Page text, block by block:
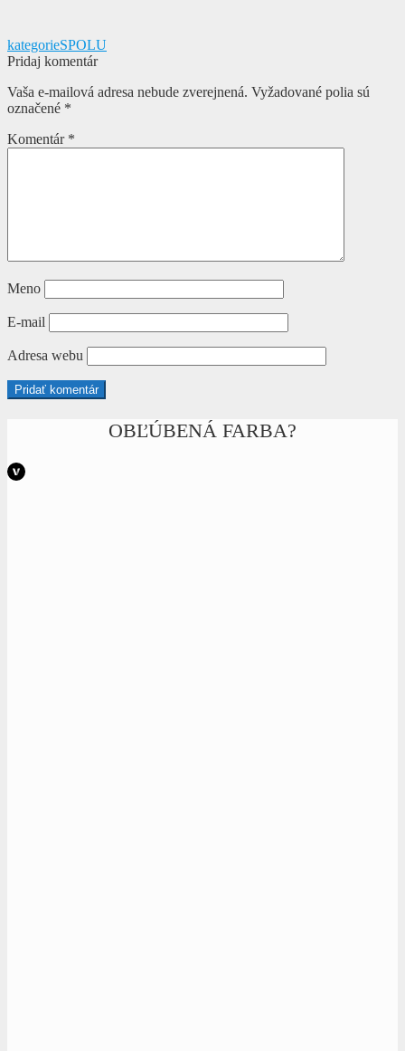
Navigácia
v
článku
Predchádzajúci
článok:
kategorieSPOLU
Pridaj komentár
Vaša e-mailová adresa nebude zverejnená. Vyžadované polia sú
označené *
Komentár *
Meno
E-mail
Adresa webu
OBĽÚBENÁ FARBA?